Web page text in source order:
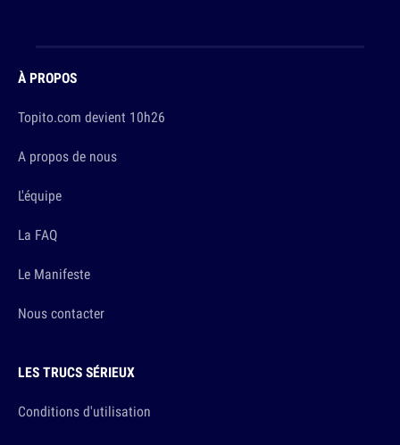
À PROPOS
Topito.com devient 10h26
A propos de nous
L'équipe
La FAQ
Le Manifeste
Nous contacter
LES TRUCS SÉRIEUX
Conditions d'utilisation